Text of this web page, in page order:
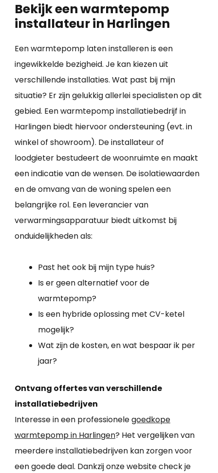
Bekijk een warmtepomp
installateur in Harlingen
Een warmtepomp laten installeren is een
ingewikkelde bezigheid. Je kan kiezen uit
verschillende installaties. Wat past bij mijn
situatie? Er zijn gelukkig allerlei specialisten op dit
gebied. Een warmtepomp installatiebedrijf in
Harlingen biedt hiervoor ondersteuning (evt. in
winkel of showroom). De installateur of
loodgieter bestudeert de woonruimte en maakt
een indicatie van de wensen. De isolatiewaarden
en de omvang van de woning spelen een
belangrijke rol. Een leverancier van
verwarmingsapparatuur biedt uitkomst bij
onduidelijkheden als:
Past het ook bij mijn type huis?
Is er geen alternatief voor de
warmtepomp?
Is een hybride oplossing met CV-ketel
mogelijk?
Wat zijn de kosten, en wat bespaar ik per
jaar?
Ontvang offertes van verschillende
installatiebedrijven
Interesse in een professionelegoedkope
warmtepomp in Harlingen? Het vergelijken van
meerdere installatiebedrijven kan zorgen voor
een goede deal. Dankzij onze website check je